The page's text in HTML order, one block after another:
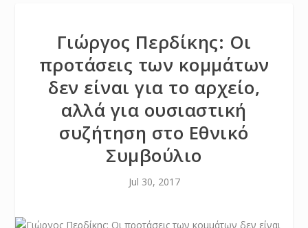
Γιώργος Περδίκης: Οι
προτάσεις των κομμάτων
δεν είναι για το αρχείο,
αλλά για ουσιαστική
συζήτηση στο Εθνικό
Συμβούλιο
Jul 30, 2017